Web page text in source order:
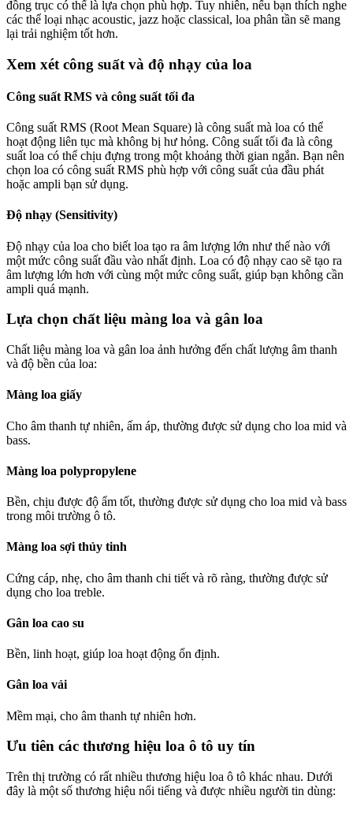
đồng trục có thể là lựa chọn phù hợp. Tuy nhiên, nếu bạn thích nghe
các thể loại nhạc acoustic, jazz hoặc classical, loa phân tần sẽ mang
lại trải nghiệm tốt hơn.
Xem xét công suất và độ nhạy của loa
Công suất RMS và công suất tối đa
Công suất RMS (Root Mean Square) là công suất mà loa có thể
hoạt động liên tục mà không bị hư hỏng. Công suất tối đa là công
suất loa có thể chịu đựng trong một khoảng thời gian ngắn. Bạn nên
chọn loa có công suất RMS phù hợp với công suất của đầu phát
hoặc ampli bạn sử dụng.
Độ nhạy (Sensitivity)
Độ nhạy của loa cho biết loa tạo ra âm lượng lớn như thế nào với
một mức công suất đầu vào nhất định. Loa có độ nhạy cao sẽ tạo ra
âm lượng lớn hơn với cùng một mức công suất, giúp bạn không cần
ampli quá mạnh.
Lựa chọn chất liệu màng loa và gân loa
Chất liệu màng loa và gân loa ảnh hưởng đến chất lượng âm thanh
và độ bền của loa:
Màng loa giấy
Cho âm thanh tự nhiên, ấm áp, thường được sử dụng cho loa mid và
bass.
Màng loa polypropylene
Bền, chịu được độ ẩm tốt, thường được sử dụng cho loa mid và bass
trong môi trường ô tô.
Màng loa sợi thủy tinh
Cứng cáp, nhẹ, cho âm thanh chi tiết và rõ ràng, thường được sử
dụng cho loa treble.
Gân loa cao su
Bền, linh hoạt, giúp loa hoạt động ổn định.
Gân loa vải
Mềm mại, cho âm thanh tự nhiên hơn.
Ưu tiên các thương hiệu loa ô tô uy tín
Trên thị trường có rất nhiều thương hiệu loa ô tô khác nhau. Dưới
đây là một số thương hiệu nổi tiếng và được nhiều người tin dùng: